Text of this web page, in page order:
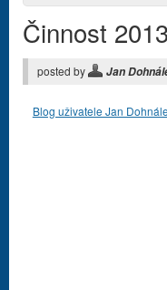
Činnost 2013
posted by Jan
Blog uživatele Jan